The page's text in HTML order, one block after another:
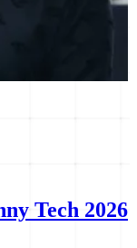
Tech 2026